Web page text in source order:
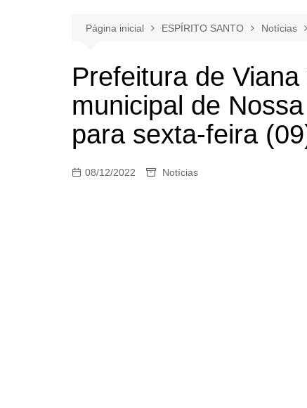
Página inicial ESPÍRITO SANTO Notícias
Prefeitura de
municipal de
para sexta-feira
08/12/2022 Notícias